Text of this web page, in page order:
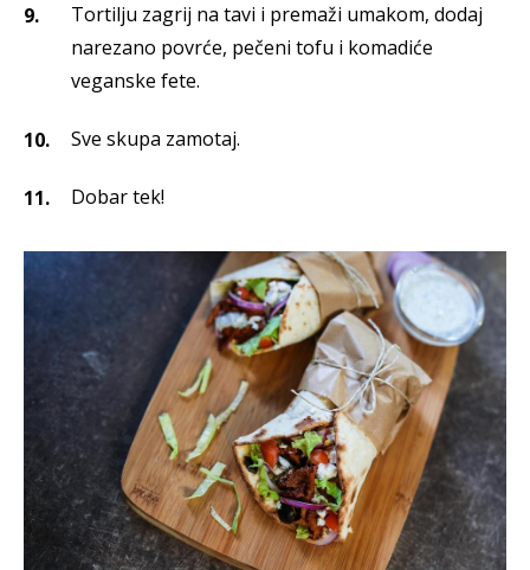
Tortilju zagrij na tavi i premaži umakom, dodaj
narezano povrće, pečeni tofu i komadiće
veganske fete.
Sve skupa zamotaj.
Dobar tek!